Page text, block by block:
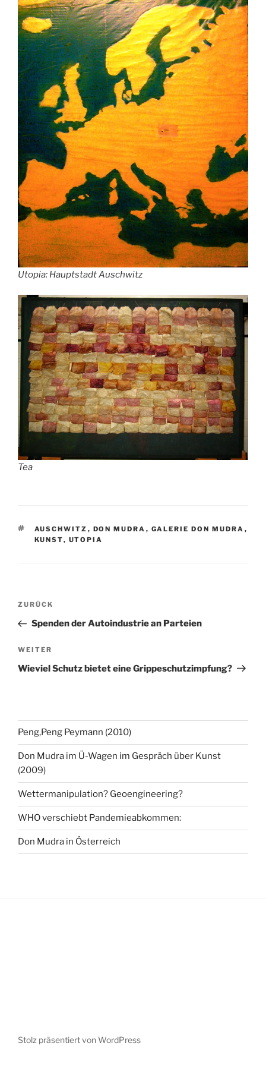
Utopia: Hauptstadt Auschwitz
Tea
SCHLAGWÖRTER
AUSCHWITZ , DON MUDRA , GALERIE DON MUDRA ,
KUNST, UTOPIA
Beitragsnavigation
Vorheriger
Beitrag
ZURÜCK
Spenden der Autoindustrie an Parteien
Nächster
Beitrag
WEITER
Wieviel Schutz bietet eine Grippeschutzimpfung?
Peng,Peng Peymann (2010)
Don Mudra im Ü-Wagen im Gespräch über Kunst
(2009)
Wettermanipulation? Geoengineering?
WHO verschiebt Pandemieabkommen:
Don Mudra in Österreich
Stolz präsentiert von WordPress